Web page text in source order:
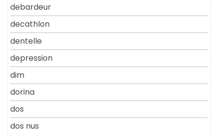
debardeur
decathlon
dentelle
depression
dim
dorina
dos
dos nus